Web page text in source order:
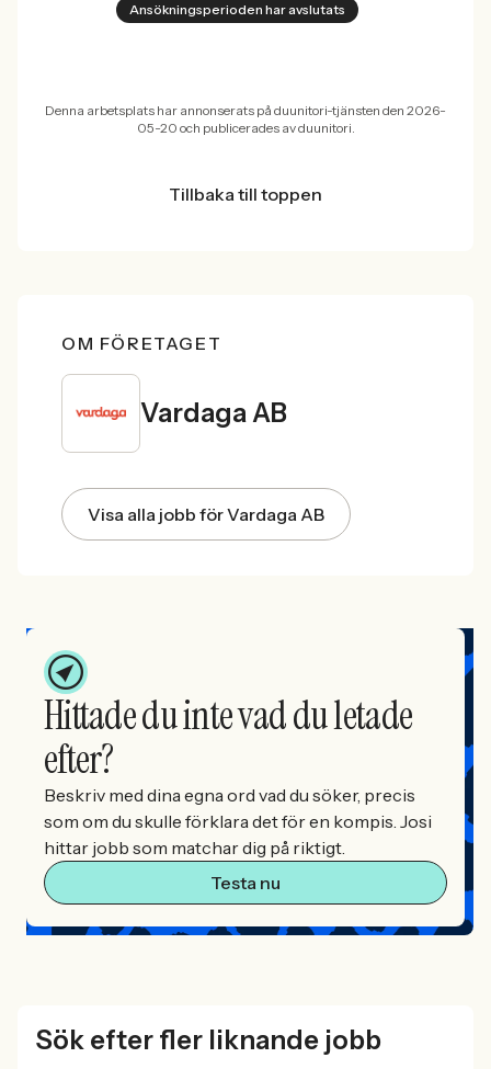
Ansökningsperioden har avslutats
Denna arbetsplats har annonserats på duunitori-tjänsten den 2026-
05-20 och publicerades av duunitori.
Tillbaka till toppen
OM FÖRETAGET
Vardaga AB
Visa alla jobb för Vardaga AB
Hittade du inte vad du letade
efter?
Beskriv med dina egna ord vad du söker, precis
som om du skulle förklara det för en kompis. Josi
hittar jobb som matchar dig på riktigt.
Testa nu
Sök efter fler liknande jobb